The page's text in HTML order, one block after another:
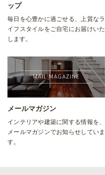
ップ
毎日を心豊かに過ごせる、上質なラ
イフスタイルをご自宅にお届けいた
します。
MAIL MAGAZINE
メールマガジン
インテリアや建築に関する情報を、
メールマガジンでお知らせしていま
す。